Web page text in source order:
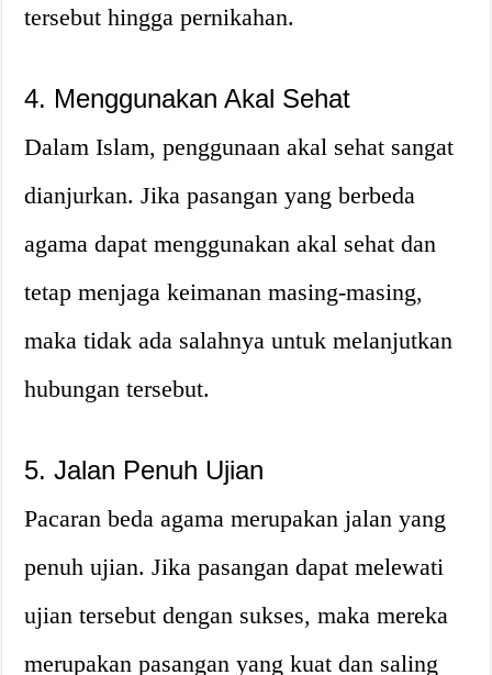
tersebut hingga pernikahan.
4. Menggunakan Akal Sehat
Dalam Islam, penggunaan akal sehat sangat
dianjurkan. Jika pasangan yang berbeda
agama dapat menggunakan akal sehat dan
tetap menjaga keimanan masing-masing,
maka tidak ada salahnya untuk melanjutkan
hubungan tersebut.
5. Jalan Penuh Ujian
Pacaran beda agama merupakan jalan yang
penuh ujian. Jika pasangan dapat melewati
ujian tersebut dengan sukses, maka mereka
merupakan pasangan yang kuat dan saling